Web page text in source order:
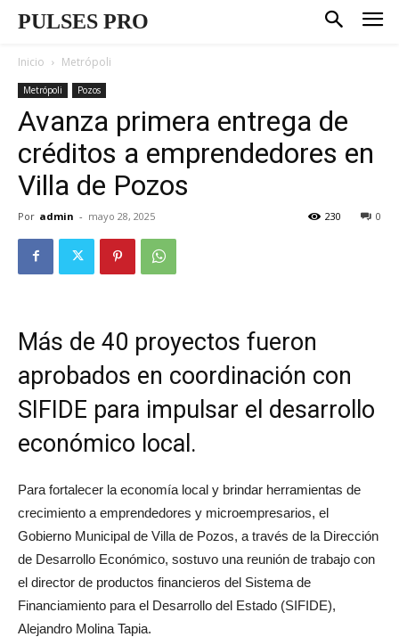
PULSES PRO
Inicio Metrópoli
Metrópoli Pozos
Avanza primera entrega de
créditos a emprendedores en
Villa de Pozos
Por admin - mayo 28, 2025 0
230
Más de 40 proyectos fueron
aprobados en coordinación con
SIFIDE para impulsar el desarrollo
económico local.
Para fortalecer la economía local y brindar herramientas de
crecimiento a emprendedores y microempresarios, el
Gobierno Municipal de Villa de Pozos, a través de la Dirección
de Desarrollo Económico, sostuvo una reunión de trabajo con
el director de productos financieros del Sistema de
Financiamiento para el Desarrollo del Estado (SIFIDE),
Alejandro Molina Tapia.